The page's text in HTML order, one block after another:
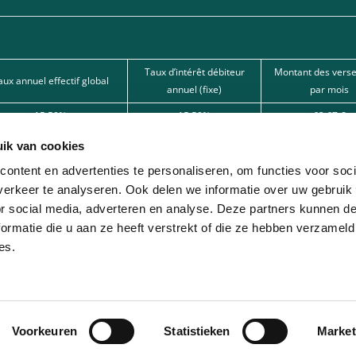
van cookies
en advertenties te personaliseren, om functies voor
te analyseren. Ook delen we informatie over uw gebruik
social media, adverteren en analyse. Deze partners kunnen
die u aan ze heeft verstrekt of die ze hebben
Voorkeuren Statistieken
annuel effectif global
Taux d’intérêt débiteur
annuel (fixe)
Montant des
par mois
15,50% 15,50% 62,67 €
15,50%
12% 12% 166,22 € 
par l’une de nos banques partenaires. Intermédiaire de crédit (agent à
avec différentes sociétés de leasing partenaires. Cette option est réservée
© 2026 - Lease-Je-Scooter.be